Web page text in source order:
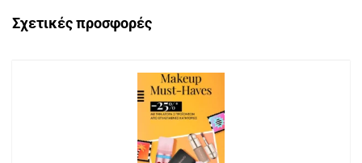
Σχετικές προσφορές